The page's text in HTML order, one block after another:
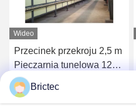
Wideo
Przecinek przekroju 2,5 m
Pieczarnia tunelowa 120
min Cykl strzelania
Pieczarnia rolkowa
Szybkie strzelanie
Rozmawiaj Teraz.
Brictec